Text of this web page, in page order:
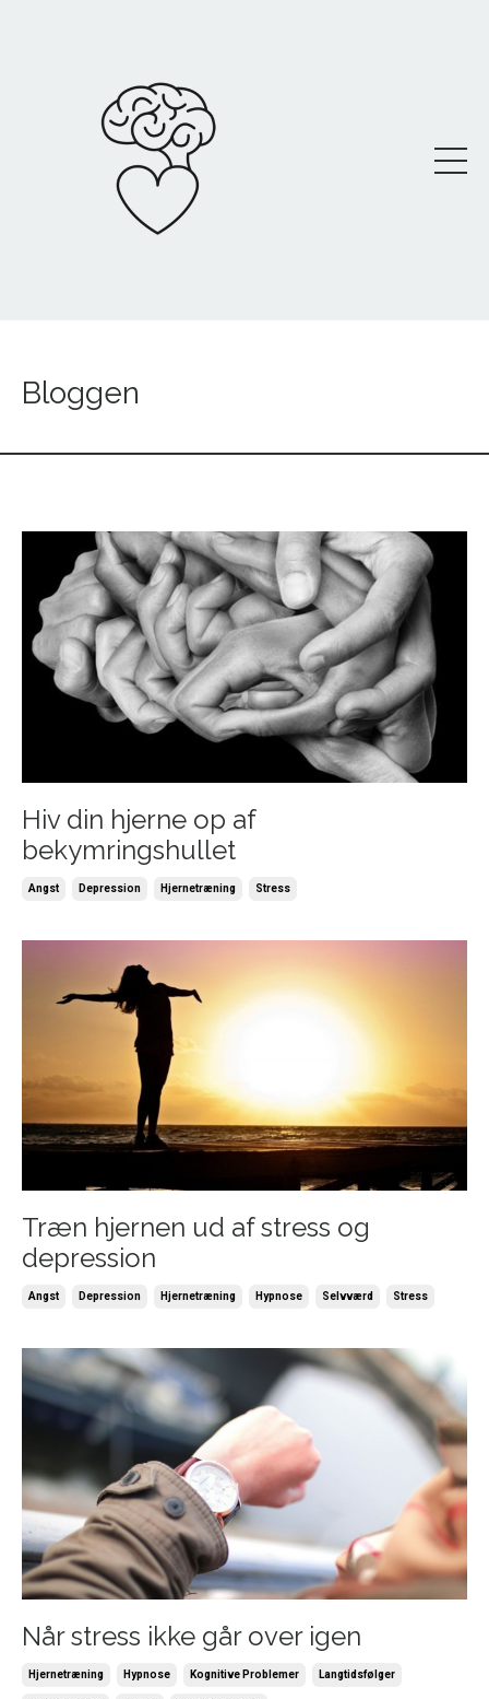
Bloggen
Hiv din hjerne op af
bekymringshullet
Angst Depression Hjernetræning Stress
Træn hjernen ud af stress og
depression
Angst Depression Hjernetræning Hypnose Selvværd Stress
Når stress ikke går over igen
Hjernetræning Hypnose Kognitive Problemer Langtidsfølger